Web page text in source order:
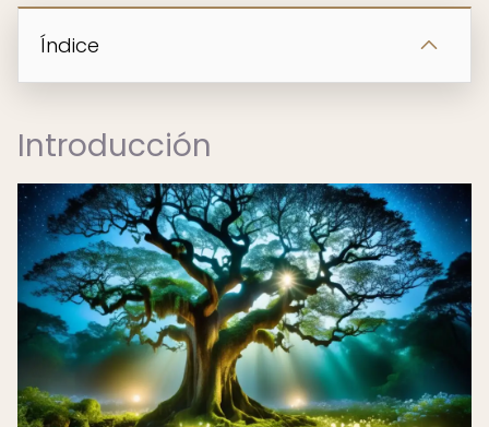
Índice
Introducción